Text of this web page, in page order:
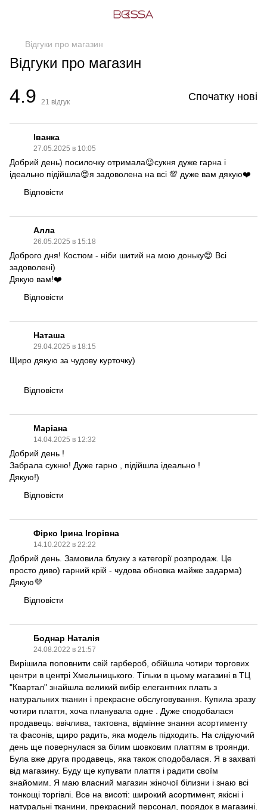
Відгуки про магазин
Відгуки про магазин
4.9 21 відгук Спочатку нові
Іванка
27.05.2025 в 10:05
Добрий день) посилочку отримала😉сукня дуже гарна і
ідеально підійшла😍я задоволена на всі 💯 дуже вам дякую❤️
Відповісти
Алла
26.05.2025 в 15:18
Доброго дня! Костюм - ніби шитий на мою доньку😍 Всі
задоволені)
Дякую вам!❤️
Відповісти
Наташа
29.04.2025 в 18:15
Щиро дякую за чудову курточку)
Відповісти
Маріана
14.04.2025 в 12:32
Добрий день !
Забрала сукню! Дуже гарно , підійшла ідеально !
Дякую!)
Відповісти
Фірко Ірина Ігорівна
14.10.2022 в 22:22
Добрий день. Замовила блузку з категорії розпродаж. Це
просто диво) гарний крій - чудова обновка майже задарма)
Дякую💜
Відповісти
Боднар Наталія
24.08.2022 в 21:57
Вирішила поповнити свій гарбероб, обійшла чотири торгових
центри в центрі Хмельницького. Тільки в цьому магазині в ТЦ
"Квартал" знайшла великий вибір елегантних плать з
натуральних тканин і прекрасне обслуговування. Купила зразу
чотири плаття, хоча планувала одне . Дуже сподобалася
продавець: ввічлива, тактовна, відмінне знання асортименту
та фасонів, щиро радить, яка модель підходить. На слідуючий
день ще повернулася за білим шовковим платтям в троянди.
Була вже друга продавець, яка також сподобалася. Я в захваті
від магазину. Буду ще купувати плаття і радити своїм
знайомим. Я маю власний магазин жіночої білизни і знаю всі
тонкощі торгівлі. Все на висоті: широкий асортимент, якісні і
натуральні тканини, прекрасний персонал, порядок в магазині.